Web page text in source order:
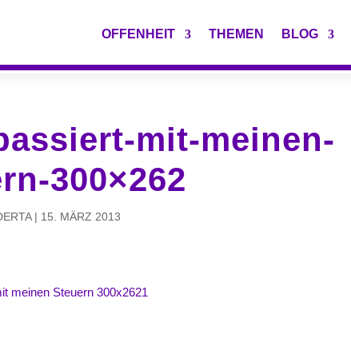
OFFENHEIT THEMEN BLOG
mit-meinen-
300×262
| 15. MÄRZ 2013